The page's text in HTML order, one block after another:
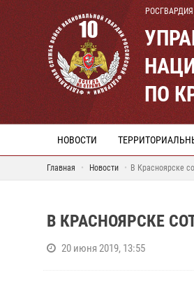
РОСГВАРДИЯ
ПО
НОВОСТИ
Главная Новости В Красноярске
В КРАСНОЯРСКЕ
20 июня 2019, 13:55